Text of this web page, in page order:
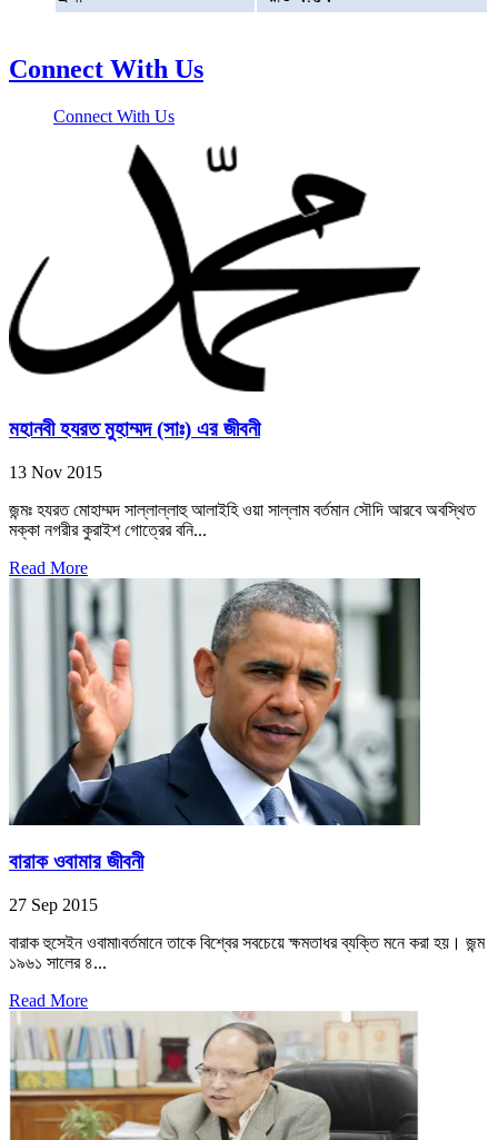
Connect With Us
Connect With Us
মহানবী হযরত মুহাম্মদ (সাঃ) এর জীবনী
13 Nov 2015
জন্মঃ হযরত মোহাম্মদ সাল্লাল্লাহু আলাইহি ওয়া সাল্লাম বর্তমান সৌদি আরবে অবস্থিত
মক্কা নগরীর কুরাইশ গোত্রের বনি...
Read More
বারাক ওবামার জীবনী
27 Sep 2015
বারাক হুসেইন ওবামা৷বর্তমানে তাকে বিশ্বের সবচেয়ে ক্ষমতাধর ব্যক্তি মনে করা হয়। জন্ম
১৯৬১ সালের ৪...
Read More